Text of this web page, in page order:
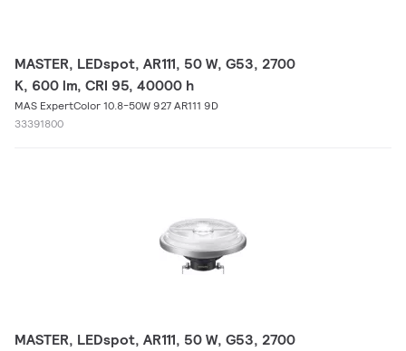
MASTER, LEDspot, AR111, 50 W, G53, 2700
K, 600 lm, CRI 95, 40000 h
MAS ExpertColor 10.8-50W 927 AR111 9D
33391800
MASTER, LEDspot, AR111, 50 W, G53, 2700